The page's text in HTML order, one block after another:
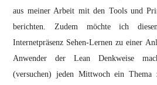
aus meiner Arbeit mit den Tools und
berichten. Zudem möchte ich
Internetpräsenz Sehen-Lernen zu einer
Anwender der Lean Denkweise
(versuchen) jeden Mittwoch ein Thema